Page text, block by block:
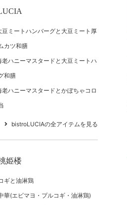
豆ミートハンバーグと大豆ミート厚
カツ和膳
老ハニーマスタードと大豆ミートハ
和膳
老ハニーマスタードとかぼちゃコロ
bistroLUCIAの全アイテムを見る
姫楼
ギと油淋鶏
華(エビマヨ・プルコギ・油淋鶏)